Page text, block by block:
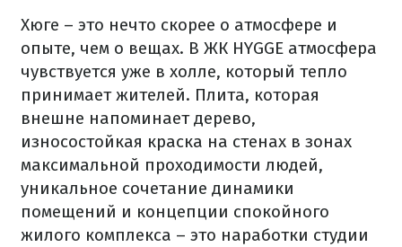
Хюге – это нечто скорее о атмосфере и
опыте, чем о вещах. В ЖК HYGGE атмосфера
чувствуется уже в холле, который тепло
принимает жителей. Плита, которая
внешне напоминает дерево,
износостойкая краска на стенах в зонах
максимальной проходимости людей,
уникальное сочетание динамики
помещений и концепции спокойного
жилого комплекса – это наработки студии